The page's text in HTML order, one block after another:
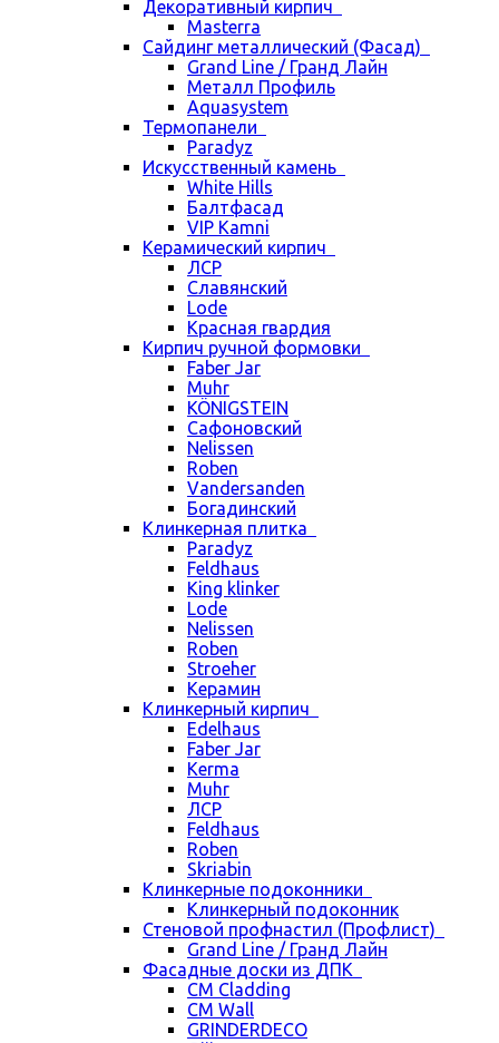
Декоративный кирпич
Masterra
Сайдинг металлический (Фасад)
Grand Line / Гранд Лайн
Металл Профиль
Aquasystem
Термопанели
Paradyz
Искусственный камень
White Hills
Балтфасад
VIP Kamni
Керамический кирпич
ЛСР
Славянский
Lode
Красная гвардия
Кирпич ручной формовки
Faber Jar
Muhr
KÖNIGSTEIN
Сафоновский
Nelissen
Roben
Vandersanden
Богадинский
Клинкерная плитка
Paradyz
Feldhaus
King klinker
Lode
Nelissen
Roben
Stroeher
Керамин
Клинкерный кирпич
Edelhaus
Faber Jar
Kerma
Muhr
ЛСР
Feldhaus
Roben
Skriabin
Клинкерные подоконники
Клинкерный подоконник
Стеновой профнастил (Профлист)
Grand Line / Гранд Лайн
Фасадные доски из ДПК
CM Cladding
CM Wall
GRINDERDECO